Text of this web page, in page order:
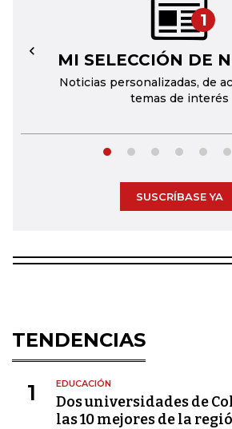
1
MI SELECCIÓN DE
Noticias personalizadas, de
temas de interés
←
SUSCRÍBASE YA
TENDENCIAS
1 EDUCACIÓN
Dos universidades de
las 10 mejores de la